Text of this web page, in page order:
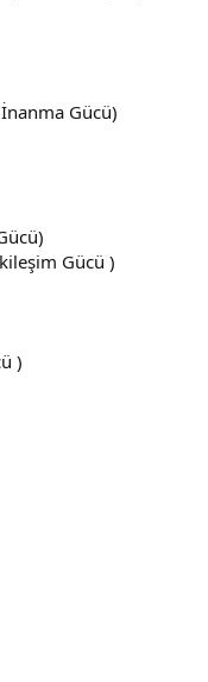
Gücü)
Gücü )
)